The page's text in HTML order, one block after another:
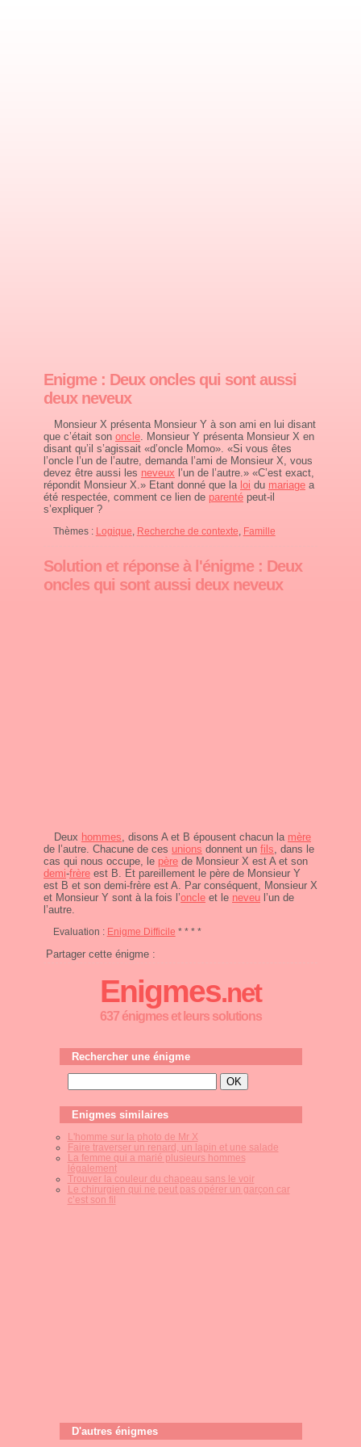
Enigme : Deux oncles qui sont aussi
deux neveux
Monsieur X présenta Monsieur Y à son ami en lui disant
que c’était son oncle. Monsieur Y présenta Monsieur X en
disant qu’il s’agissait «d’oncle Momo». «Si vous êtes
l’oncle l’un de l’autre, demanda l’ami de Monsieur X, vous
devez être aussi les neveux l’un de l’autre.» «C’est exact,
répondit Monsieur X.» Etant donné que la loi du mariage a
été respectée, comment ce lien de parenté peut-il
s’expliquer ?
Thèmes : Logique Recherche de contexte Famille
Solution et réponse à l'énigme : Deux
oncles qui sont aussi deux neveux
Deux hommes , disons A et B épousent chacun la mère
de l’autre. Chacune de ces unions donnent un fils , dans le
cas qui nous occupe, le père de Monsieur X est A et son
demi-frère est B. Et pareillement le père de Monsieur Y
est B et son demi-frère est A. Par conséquent, Monsieur X
et Monsieur Y sont à la fois l’oncle et le neveu l’un de
l’autre.
Evaluation : Enigme Difficile * * * *
Partager cette énigme :
Enigmes.net
637 énigmes et leurs solutions
Rechercher une énigme
Enigmes similaires
L'homme sur la photo de Mr X
Faire traverser un renard, un lapin et une salade
La femme qui a marié plusieurs hommes
légalement
Trouver la couleur du chapeau sans le voir
Le chirurgien qui ne peut pas opérer un garçon car
c’est son fil
D'autres énigmes